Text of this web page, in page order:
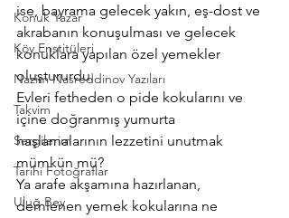
Konuk Yazar
Köy Enstitüleri
Nazim Nasreddinov Yazıları
Takvim
Sergilerim
Tarihi Fotoğraflar
Uluğ Bey
ise, bayrama gelecek yakın, eş-dost ve
akrabanın konuşulması ve gelecek
konuklara yapılan özel yemekler
oluştururdu.
Evleri fetheden o pide kokularını ve
içine doğranmış yumurta
haşlamalarının lezzetini unutmak
mümkün mü?
Ya arafe akşamına hazırlanan,
demlenen yemek kokularına ne